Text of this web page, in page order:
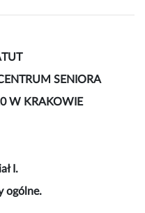
SENIORA
W KRAKOWIE
I.
ogólne.